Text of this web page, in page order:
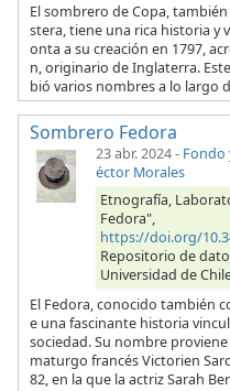
El sombrero de Copa,
stera, tiene una rica historia y
onta a su creación en 1797,
n, originario de Inglaterra.
bió varios nombres a lo largo
Sombrero Fedora
23 abr. 2024- Fondo
éctor Morales
Etnografía,
Fedora",
https://doi.org/
Repositorio de
Universidad de
El Fedora, conocido también
e una fascinante historia
sociedad. Su nombre
maturgo francés Victorien
82, en la que la actriz Sarah